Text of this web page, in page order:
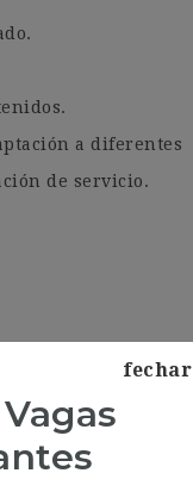
a diferentes
de servicio.
fechar